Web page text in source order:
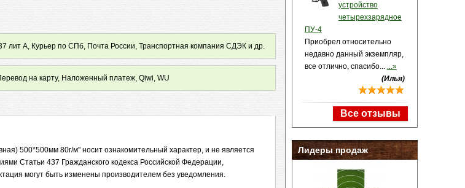
устройство
четырехзарядное
ПУ-4
Приобрел относительно
недавно данный экземпляр,
все отлично, спасибо... ...»
(Илья)
Все отзывы
Лидеры продаж
лит А, Курьер по СПб, Почта России, Транспортная компания СДЭК и др.
на карту, Наложенный платеж, Qiwi, WU
500*500мм 80г/м" носит ознакомительный характер, и не является
Статьи 437 Гражданского кодекса Российской Федерации,
могут быть изменены производителем без уведомления.